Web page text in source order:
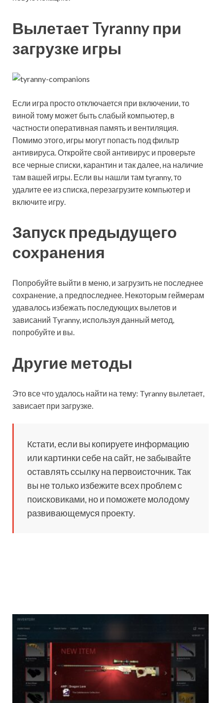
Вылетает Tyranny при
загрузке игры
Если игра просто отключается при включении, то
виной тому может быть слабый компьютер, в
частности оперативная память и вентиляция.
Помимо этого, игры могут попасть под фильтр
антивируса. Откройте свой антивирус и проверьте
все черные списки, карантин и так далее, на наличие
там вашей игры. Если вы нашли там tyranny, то
удалите ее из списка, перезагрузите компьютер и
включите игру.
Запуск предыдущего
сохранения
Попробуйте выйти в меню, и загрузить не последнее
сохранение, а предпоследнее. Некоторым геймерам
удавалось избежать последующих вылетов и
зависаний Tyranny, используя данный метод,
попробуйте и вы.
Другие методы
Это все что удалось найти на тему: Tyranny вылетает,
зависает при загрузке.
Кстати, если вы копируете информацию
или картинки себе на сайт, не забывайте
оставлять ссылку на первоисточник. Так
вы не только избежите всех проблем с
поисковиками, но и поможете молодому
развивающемуся проекту.